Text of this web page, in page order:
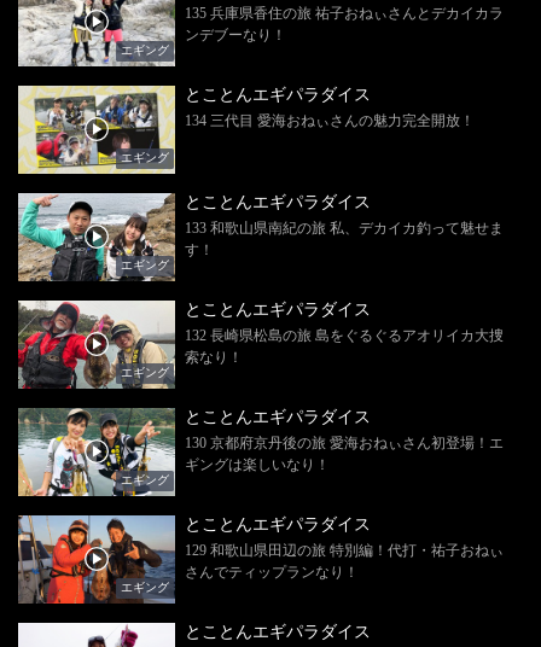
エギング
135 兵庫県香住の旅 祐子おねぃさんとデカイカラ
ンデブーなり！
エギング
とことんエギパラダイス
134 三代目 愛海おねぃさんの魅力完全開放！
エギング
とことんエギパラダイス
133 和歌山県南紀の旅 私、デカイカ釣って魅せま
す！
エギング
とことんエギパラダイス
132 長崎県松島の旅 島をぐるぐるアオリイカ大捜
索なり！
エギング
とことんエギパラダイス
130 京都府京丹後の旅 愛海おねぃさん初登場！エ
ギングは楽しいなり！
エギング
とことんエギパラダイス
129 和歌山県田辺の旅 特別編！代打・祐子おねぃ
さんでティップランなり！
とことんエギパラダイス